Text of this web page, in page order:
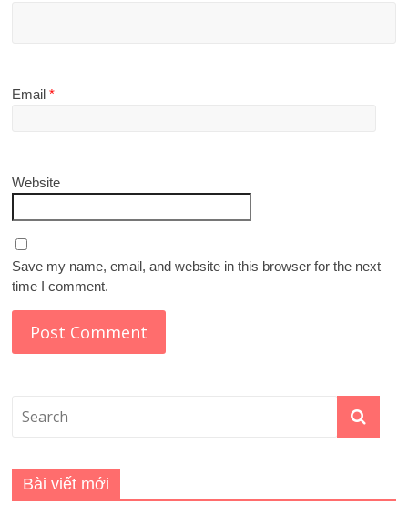
Email*
Website
Save my name, email, and website in this browser for the next
time I comment.
Bài viết mới